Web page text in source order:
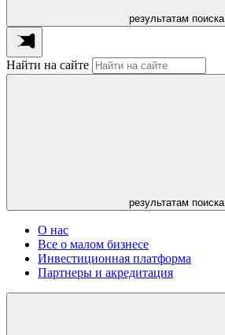
результатам поиска
Найти на сайте
результатам поиска
О нас
Все о малом бизнесе
Инвестиционная платформа
Партнеры и акредитация